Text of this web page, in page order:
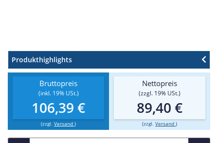
Produkthighlights
Bruttopreis
(inkl. 19% USt.)
106,39 €
(zzgl. Versand )
Nettopreis
(zzgl. 19% USt.)
89,40 €
(zzgl. Versand )